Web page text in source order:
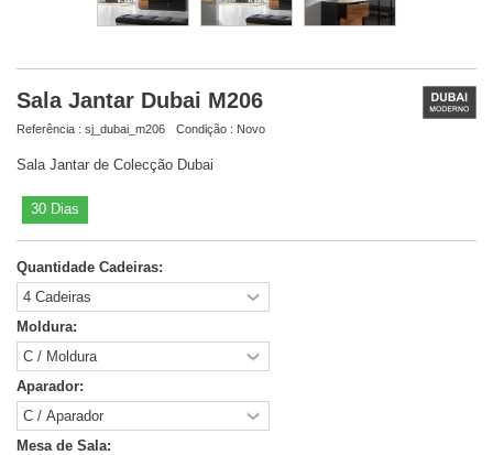
Sala Jantar Dubai M206
Referência : sj_dubai_m206 Condição : Novo
Sala Jantar de Colecção Dubai
30 Dias
Quantidade Cadeiras:
Moldura:
Aparador:
Mesa de Sala: